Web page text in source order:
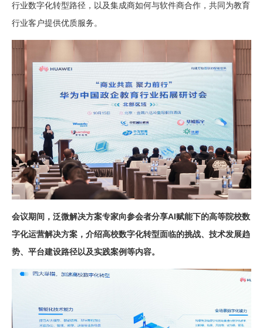
行业数字化转型路径，以及集成商如何与软件商合作，共同为教育
行业客户提供优质服务。
会议期间，泛微解决方案专家向参会者分享AI赋能下的高等院校数
字化运营解决方案，介绍高校数字化转型面临的挑战、技术发展趋
势、平台建设路径以及实践案例等内容。